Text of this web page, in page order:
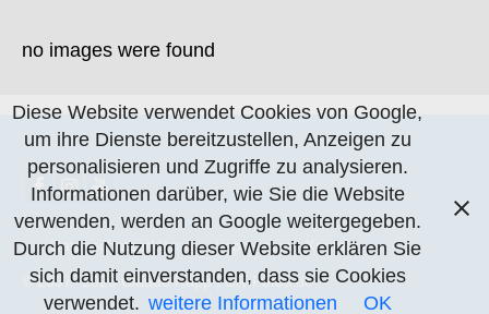
no images were found
Datenschutzerklärung Impressum Kontakt
© 2007- 2026 Claude Rapp | CR-Fotos.de
Diese Website verwendet Cookies von Google,
um ihre Dienste bereitzustellen, Anzeigen zu
personalisieren und Zugriffe zu analysieren.
Informationen darüber, wie Sie die Website
verwenden, werden an Google weitergegeben.
Durch die Nutzung dieser Website erklären Sie
sich damit einverstanden, dass sie Cookies
verwendet. weitere Informationen OK